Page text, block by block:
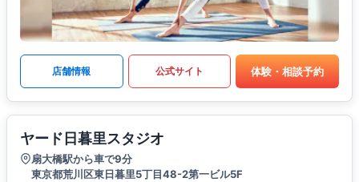
店舗情報 公式サイト 体験・相談予約
ヤード日暮里スタジオ
扇大橋駅から車で9分
東京都荒川区東日暮里5丁目48-2第一ビル5F